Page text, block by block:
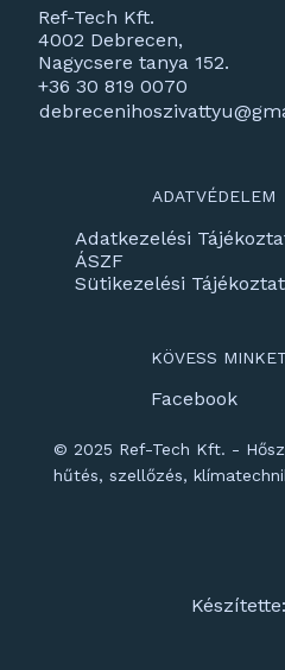
Ref-Tech Kft.
4002 Debrecen,
Nagycsere tanya 152.
+36 30 819 0070
ADATVÉDELEM
Adatkezelési
ÁSZF
Sütikezelési
KÖVESS
Facebook
© 2025 Ref-Tech Kft. -
hűtés, szellőzés,
Készítette: